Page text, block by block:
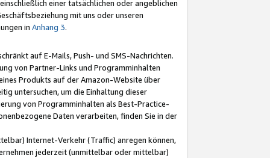
einer tatsächlichen oder angeblichen
mit uns oder unseren
in Anhang 3.
auf E-Mails, Push- und SMS-Nachrichten.
von Partner-Links und Programminhalten
Produkts auf der Amazon-Website über
untersuchen, um die Einhaltung dieser
von Programminhalten als Best-Practice-
Daten verarbeiten, finden Sie in der
Internet-Verkehr (Traffic) anregen können,
jederzeit (unmittelbar oder mittelbar)